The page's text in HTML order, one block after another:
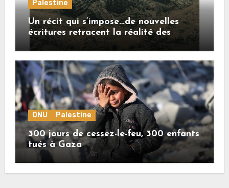
Palestine
Un récit qui s’impose…de nouvelles
écritures retracent la réalité des
crimes sionistes à Gaza
ONU Palestine
300 jours de cessez-le-feu, 300 enfants
tués à Gaza